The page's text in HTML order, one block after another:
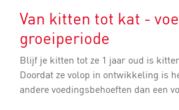
Van kitten tot kat -
groeiperiode
Blijf je kitten tot ze 1 jaar oud is
Doordat ze volop in ontwikkeling is
andere voedingsbehoeften dan een